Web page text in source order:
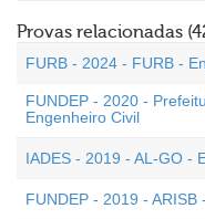
Provas relacionadas
FURB - 2024 - FURB -
FUNDEP - 2020 -
Engenheiro Civil
IADES - 2019 - AL-GO -
FUNDEP - 2019 - ARISB